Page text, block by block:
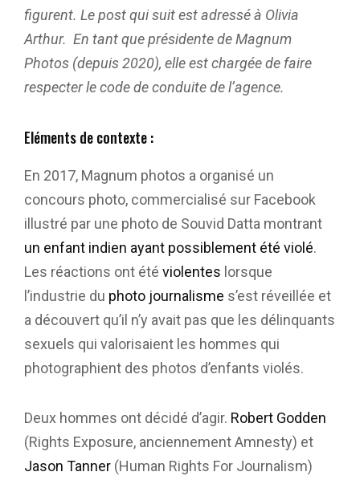
figurent. Le post qui suit est adressé à Olivia
Arthur. En tant que présidente de Magnum
Photos (depuis 2020), elle est chargée de faire
respecter le code de conduite de l’agence.
Eléments de contexte :
En 2017, Magnum photos a organisé un
concours photo, commercialisé sur Facebook
illustré par une photo de Souvid Datta montrant
un enfant indien ayant possiblement été violé.
Les réactions ont été violentes lorsque
l’industrie du photo journalisme s’est réveillée et
a découvert qu’il n’y avait pas que les délinquants
sexuels qui valorisaient les hommes qui
photographient des photos d’enfants violés.
Deux hommes ont décidé d’agir. Robert Godden
(Rights Exposure, anciennement Amnesty) et
Jason Tanner (Human Rights For Journalism)